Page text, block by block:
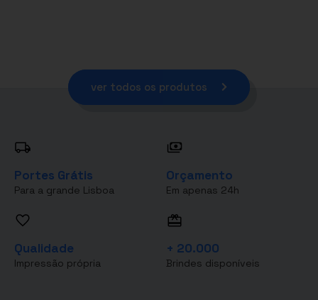
ver todos os produtos
Portes Grátis
Para a grande Lisboa
Orçamento
Em apenas 24h
Qualidade
Impressão própria
+ 20.000
Brindes disponíveis